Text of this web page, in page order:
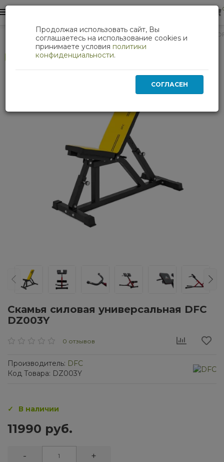
Силовые тренажеры Скамья силовая универсальная
Скамья силовая универсальная DFC
DZ003Y
0 отзывов
Производитель: DFC
Код Товара: DZ003Y
В наличии
11990 руб.
- +
Продолжая использовать сайт, Вы
соглашаетесь на использование cookies и
принимаете условия политики
конфиденциальности.
СОГЛАСЕН